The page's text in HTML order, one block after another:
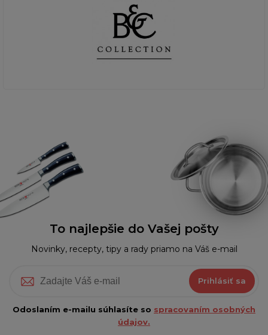
To najlepšie do Vašej pošty
Novinky, recepty, tipy a rady priamo na Váš e-mail
Prihlásiť sa
Odoslaním e-mailu súhlasíte so spracovaním osobných
údajov.